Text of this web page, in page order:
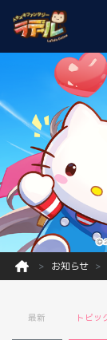
お知らせ
最新 トピッ